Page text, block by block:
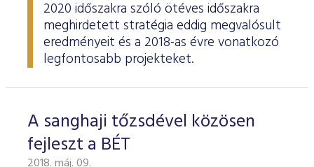
2020 időszakra szóló ötéves időszakra
meghirdetett stratégia eddig megvalósult
eredményeit és a 2018-as évre vonatkozó
legfontosabb projekteket.
A sanghaji tőzsdével közösen
fejleszt a BÉT